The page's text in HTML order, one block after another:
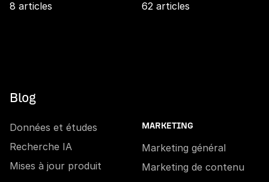
8 articles
62 articles
Blog
Données et études
Recherche IA
Mises à jour produit
MARKETING
Marketing général
Marketing de contenu